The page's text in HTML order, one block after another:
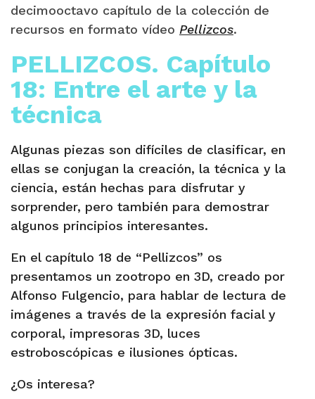
decimooctavo capítulo de la colección de
recursos en formato vídeo Pellizcos.
PELLIZCOS. Capítulo
18: Entre el arte y la
técnica
Algunas piezas son difíciles de clasificar, en
ellas se conjugan la creación, la técnica y la
ciencia, están hechas para disfrutar y
sorprender, pero también para demostrar
algunos principios interesantes.
En el capítulo 18 de “Pellizcos” os
presentamos un zootropo en 3D, creado por
Alfonso Fulgencio, para hablar de lectura de
imágenes a través de la expresión facial y
corporal, impresoras 3D, luces
estroboscópicas e ilusiones ópticas.
¿Os interesa?